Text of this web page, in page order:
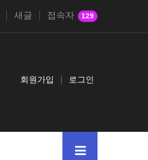
새글 접속자 129
회원가입 로그인